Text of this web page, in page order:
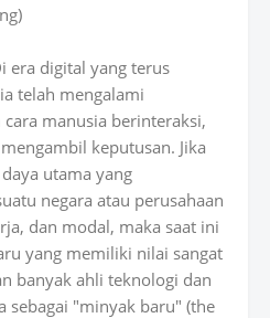
era digital yang terus
telah mengalami
manusia berinteraksi,
keputusan. Jika
utama yang
negara atau perusahaan
dan modal, maka saat ini
yang memiliki nilai sangat
banyak ahli teknologi dan
sebagai "minyak baru" (the